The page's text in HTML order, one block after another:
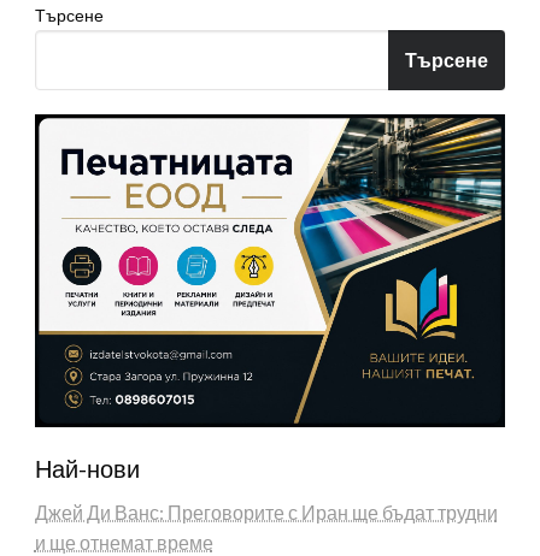
Търсене
Търсене
Най-нови
Джей Ди Ванс: Преговорите с Иран ще бъдат трудни
и ще отнемат време